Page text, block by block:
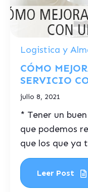
Logistica y
CÓMO
SERVICIO
julio 8, 2021
* Tener un
que podemos
que los que ya
Leer Post